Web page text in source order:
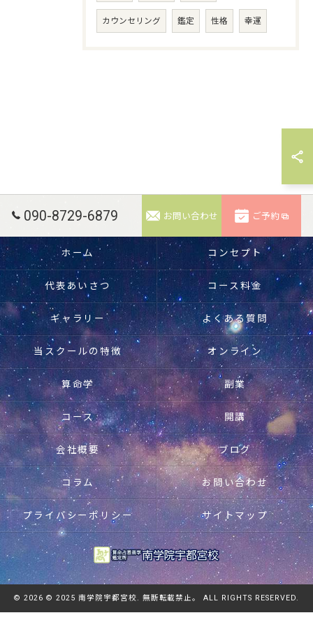
カウンセリング 鑑定 性格 幸運
090-8729-6879 お問い合わせ ご予約
ホーム コンセプト
代表あいさつ コース料金
ギャラリー よくある質問
当スクールの特徴 オンライン
算命学 副業
コース 開講
会社概要 ブログ
コラム お問い合わせ
プライバシーポリシー サイトマップ
© 2026 © 2025 南学院宇都宮校. 無断転載禁止。 ALL RIGHTS RESERVED.